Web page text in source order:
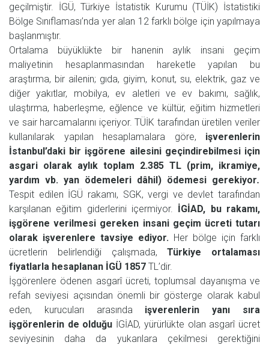
geçilmiştir. İGÜ, Türkiye İstatistik Kurumu (TÜİK) İstatistiki
Bölge Sınıflaması’nda yer alan 12 farklı bölge için yapılmaya
başlanmıştır.
Ortalama büyüklükte bir hanenin aylık insani geçim
maliyetinin hesaplanmasından hareketle yapılan bu
araştırma, bir ailenin; gıda, giyim, konut, su, elektrik, gaz ve
diğer yakıtlar, mobilya, ev aletleri ve ev bakımı, sağlık,
ulaştırma, haberleşme, eğlence ve kültür, eğitim hizmetleri
ve sair harcamalarını içeriyor. TÜİK tarafından üretilen veriler
kullanılarak yapılan hesaplamalara göre, işverenlerin
İstanbul’daki bir işgörene ailesini geçindirebilmesi için
asgari olarak aylık toplam 2.385 TL (prim, ikramiye,
yardım vb. yan ödemeleri dâhil) ödemesi gerekiyor.
Tespit edilen İGÜ rakamı, SGK, vergi ve devlet tarafından
karşılanan eğitim giderlerini içermiyor. İGİAD, bu rakamı,
işgörene verilmesi gereken insani geçim ücreti tutarı
olarak işverenlere tavsiye ediyor. Her bölge için farklı
ücretlerin belirlendiği çalışmada,Türkiye ortalaması
fiyatlarla hesaplanan İGÜ 1857 TL’dir.
İşgörenlere ödenen asgarî ücreti, toplumsal dayanışma ve
refah seviyesi açısından önemli bir gösterge olarak kabul
eden, kurucuları arasında işverenlerin yanı sıra
işgörenlerin de olduğu İGİAD, yürürlükte olan asgarî ücret
seviyesinin daha da yukarılara çekilmesi gerektiğini